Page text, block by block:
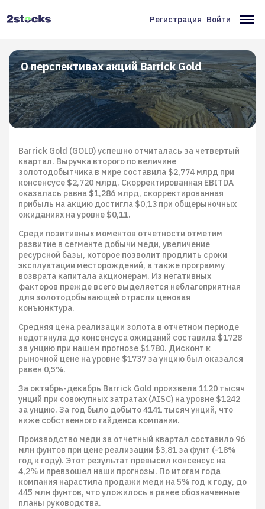
Меню
учётной
записи
пользователя
Регистрация Войти
О перспективах акций Barrick Gold
Barrick Gold (GOLD) успешно отчиталась за четвертый
квартал. Выручка второго по величине
золотодобытчика в мире составила $2,774 млрд при
консенсусе $2,720 млрд. Скорректированная EBITDA
оказалась равна $1,286 млрд, скорректированная
прибыль на акцию достигла $0,13 при общерыночных
ожиданиях на уровне $0,11.
Среди позитивных моментов отчетности отметим
развитие в сегменте добычи меди, увеличение
ресурсной базы, которое позволит продлить сроки
эксплуатации месторождений, а также программу
возврата капитала акционерам. Из негативных
факторов прежде всего выделяется неблагоприятная
для золотодобывающей отрасли ценовая
конъюнктура.
Средняя цена реализации золота в отчетном периоде
недотянула до консенсуса ожиданий составила $1728
за унцию при нашем прогнозе $1780. Дисконт к
рыночной цене на уровне $1737 за унцию был оказался
равен 0,5%.
За октябрь-декабрь Barrick Gold произвела 1120 тысяч
унций при совокупных затратах (AISC) на уровне $1242
за унцию. За год было добыто 4141 тысяч унций, что
ниже собственного гайденса компании.
Производство меди за отчетный квартал составило 96
млн фунтов при цене реализации $3,81 за фунт (-18%
год к году). Этот результат превысил консенсус на
4,2% и превзошел наши прогнозы. По итогам года
компания нарастила продажи меди на 5% год к году, до
445 млн фунтов, что уложилось в ранее обозначенные
планы руководства.